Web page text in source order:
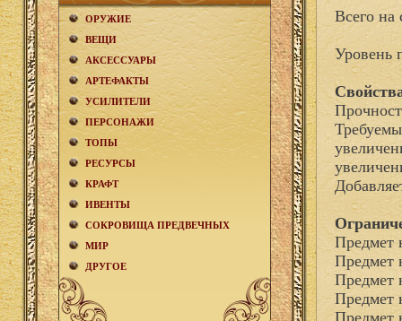
ОРУЖИЕ
ВЕЩИ
АКCЕСCУАРЫ
АРТЕФАКТЫ
УСИЛИТЕЛИ
ПЕРСОНАЖИ
ТОПЫ
РЕСУРСЫ
КРАФТ
ИВЕНТЫ
СОКРОВИЩА ПРЕДВЕЧНЫХ
МИР
ДРУГОЕ
Всего на
Уровень
Предмет
Предмет
Предмет
Предмет
Предмет